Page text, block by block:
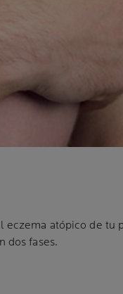
eczema atópico de tu
dos fases.